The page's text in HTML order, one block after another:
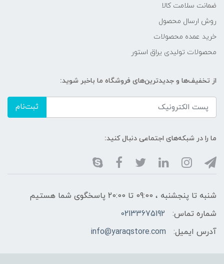
ضمانت سلامت کالا
روش ارسال محصول
خرید عمده محصولات
محصولات تولیدی یراق استور
از تخفیف‌ها و جدیدترین‌های فروشگاه ما باخبر شوید:
ثبت‌نام
ما را در شبکه‌های اجتماعی دنبال کنید:
شنبه تا پنجشنبه ، 09:00 تا 20:00 پاسخگوی شما هستیم
شماره تماس:
02133675192
آدرس ایمیل:
info@yaraqstore.com